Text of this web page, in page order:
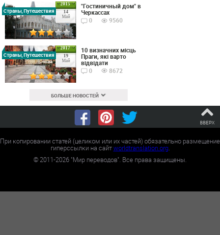
2015
14
Май
Страны, Путешествия
"Гостиничный дом" в
Черкассах
0
9560
2017
19
Май
Страны, Путешествия
10 визначних місць
Праги, які варто
відвідати
0
8672
БОЛЬШЕ НОВОСТЕЙ
ВВЕРХ
При копировании статей (целиком или их частей) обязательно размещение
гиперссылки на сайтworldtranslation.org.
©2011-2026 "Мир переводов". Все права защищены.